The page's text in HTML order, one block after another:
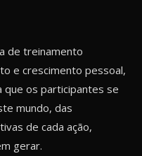
de treinamento
e crescimento pessoal,
os participantes se
mundo, das
de cada ação,
gerar.